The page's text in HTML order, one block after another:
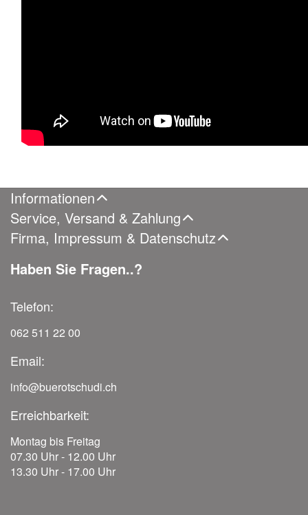
Informationen
Service, Versand & Zahlung
Firma, Impressum & Datenschutz
Haben Sie Fragen..?
Telefon:
062 511 22 00
Email:
info@buerotschudi.ch
Erreichbarkeit:
Montag bis Freitag
07.30 Uhr - 12.00 Uhr
13.30 Uhr - 17.00 Uhr